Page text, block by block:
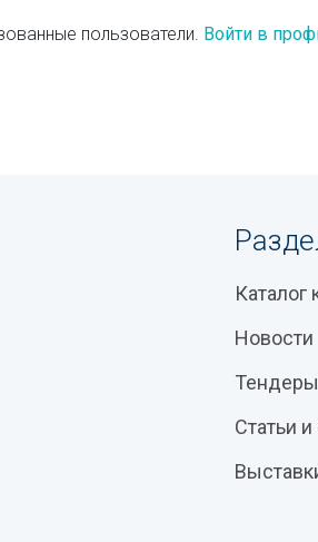
пользователи. Войти в
Каталог
Новости
Тендеры
Статьи